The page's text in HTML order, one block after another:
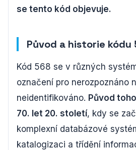
se tento kód objevuje.
Původ a historie kódu
Kód 568 se v různých
označení pro nerozpoznáno
neidentifikováno. Původ
70. let 20. století, kdy se
komplexní databázové
katalogizaci a třídění